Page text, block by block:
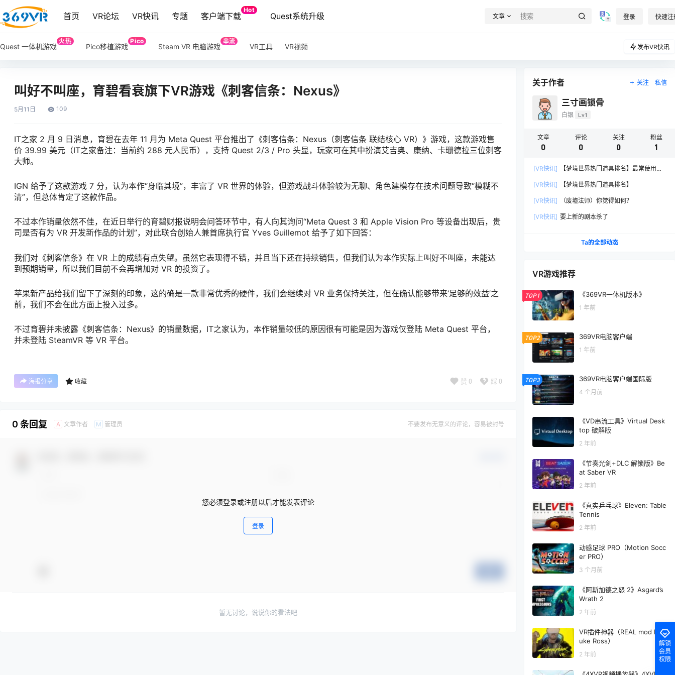
首页 VR论坛 VR快讯 专题 客户端下载
Hot
Quest系统升级 文章 登录 快速注
Quest 一体机游戏
火热
Pico移植游戏
Pico
Steam VR 电脑游戏
串流
VR工具 VR视频 发布VR快讯
叫好不叫座，育碧看衰旗下VR游戏《刺客信条：Nexus》
5月 11日 109
IT之家 2 月 9 日消息，育碧在去年 11 月为 Meta Quest 平台推出了《刺客信条：Nexus（刺客信条 联结核心 VR）》游戏，这款游戏售
价 39.99 美元（IT之家备注：当前约 288 元人民币），支持 Quest 2/3 / Pro 头显，玩家可在其中扮演艾吉奥、康纳、卡珊德拉三位刺客
大师。
IGN 给予了这款游戏 7 分，认为本作“身临其境”，丰富了 VR 世界的体验，但游戏战斗体验较为无聊、角色建模存在技术问题导致“模糊不
清”，但总体肯定了这款作品。
不过本作销量依然不佳，在近日举行的育碧财报说明会问答环节中，有人向其询问“Meta Quest 3 和 Apple Vision Pro 等设备出现后，贵
司是否有为 VR 开发新作品的计划”，对此联合创始人兼首席执行官 Yves Guillemot 给予了如下回答：
我们对《刺客信条》在 VR 上的成绩有点失望。虽然它表现得不错，并且当下还在持续销售，但我们认为本作实际上叫好不叫座，未能达
到预期销量，所以我们目前不会再增加对 VR 的投资了。
苹果新产品给我们留下了深刻的印象，这的确是一款非常优秀的硬件，我们会继续对 VR 业务保持关注，但在确认能够带来‘足够的效益’之
前，我们不会在此方面上投入过多。
不过育碧并未披露《刺客信条：Nexus》的销量数据，IT之家认为，本作销量较低的原因很有可能是因为游戏仅登陆 Meta Quest 平台，
并未登陆 SteamVR 等 VR 平台。
海报分享 收藏 赞 0 踩 0
0 条回复 A 文章作者 M 管理员 不要发布无意义的评论，容易被封号
您必须登录或注册以后才能发表评论
登录
暂无讨论，说说你的看法吧
关于作者 关注 私信
三寸画锁骨
白银 Lv1
文章
0
评论
0
关注
0
粉丝
1
[VR快讯]
【梦境世界热门道具排名】最常使用的
[VR快讯]
【梦境世界热门道具排名】
[VR快讯] （废墟法师）你觉得如何？
[VR快讯] 要上新的剧本杀了
Ta的全部动态
VR游戏推荐
TOP1 《369VR一体机版本》
1 年前
TOP2 369VR电脑客户端
1 年前
TOP3 369VR电脑客户端国际版
4 个月前
《VD串流工具》Virtual Desk
top 破解版
2 年前
《节奏光剑+DLC 解锁版》Be
at Saber VR
2 年前
《真实乒乓球》Eleven: Table
Tennis
2 年前
动感足球 PRO（Motion Socc
er PRO）
3 个月前
《阿斯加德之怒 2》Asgard’s
Wrath 2
2 年前
VR插件神器（REAL mod By L
uke Ross）
2 年前
解锁
会员
权限